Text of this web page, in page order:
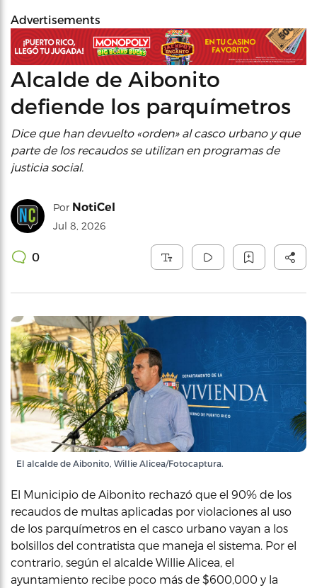
Advertisements
Alcalde de Aibonito
defiende los parquímetros
Dice que han devuelto «orden» al casco urbano y que
parte de los recaudos se utilizan en programas de
justicia social.
Por NotiCel
Jul 8, 2026
0
El alcalde de Aibonito, Willie Alicea/Fotocaptura.
El Municipio de Aibonito rechazó que el 90% de los
recaudos de multas aplicadas por violaciones al uso
de los parquímetros en el casco urbano vayan a los
bolsillos del contratista que maneja el sistema. Por el
contrario, según el alcalde Willie Alicea, el
ayuntamiento recibe poco más de $600,000 y la